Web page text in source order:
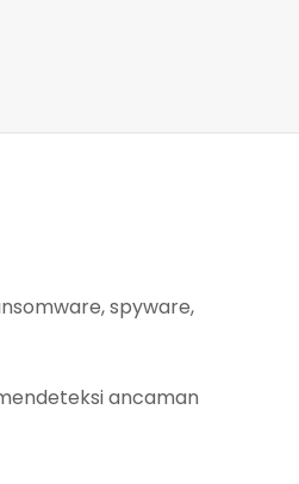
spyware,
ancaman